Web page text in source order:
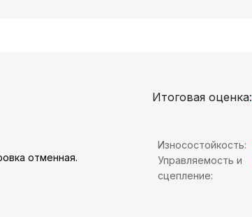
Итоговая оценка:
отменная.
Износостойкость:
Управляемость и
сцепление: